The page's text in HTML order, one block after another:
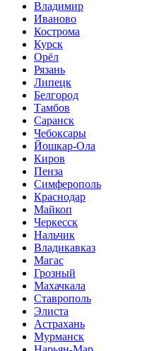
Владимир
Иваново
Кострома
Курск
Орёл
Рязань
Липецк
Белгород
Тамбов
Саранск
Чебоксары
Йошкар-Ола
Киров
Пенза
Симферополь
Краснодар
Майкоп
Черкесск
Нальчик
Владикавказ
Магас
Грозный
Махачкала
Ставрополь
Элиста
Астрахань
Мурманск